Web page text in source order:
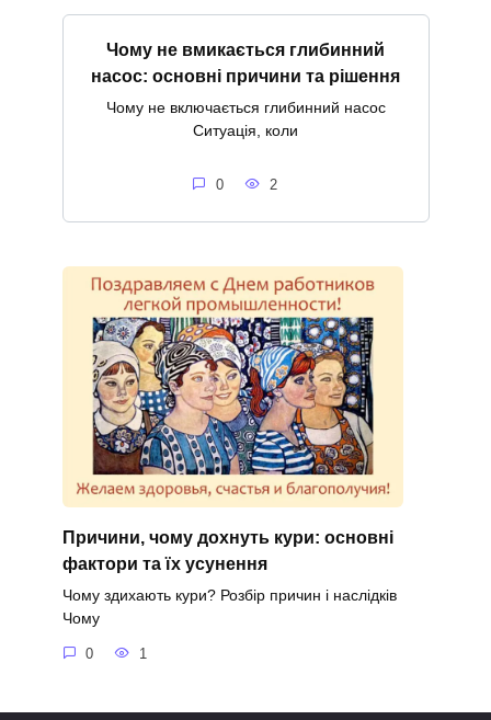
Чому не вмикається глибинний
насос: основні причини та рішення
Чому не включається глибинний насос
Ситуація, коли
0 2
Причини, чому дохнуть кури: основні
фактори та їх усунення
Чому здихають кури? Розбір причин і наслідків
Чому
0 1